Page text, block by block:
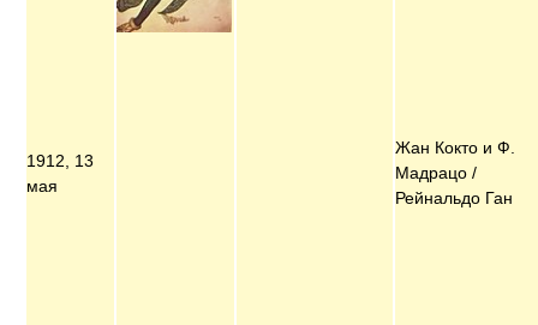
1912, 13
мая
Жан Кокто и Ф.
Мадрацо /
Рейнальдо Ган